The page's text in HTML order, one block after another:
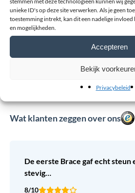
unieke ID's op deze site verwerken. Als je geen
toestemming intrekt, kan dit een nadelige
en mogelijkheden.
Accepteren
Bekijk
Privacybeleid
Wat klanten zeggen over ons
De eerste Brace gaf echt steun
stevig…
8/10